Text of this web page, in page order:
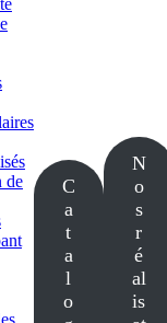
de
C
a
t
a
l
o
N
o
s
r
é
al
is